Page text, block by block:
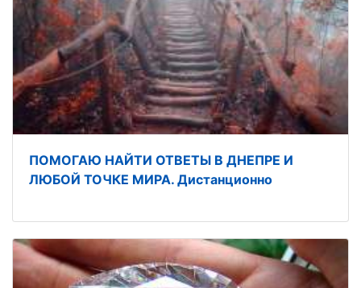
ПОМОГАЮ НАЙТИ ОТВЕТЫ В ДНЕПРЕ И
ЛЮБОЙ ТОЧКЕ МИРА. Дистанционно